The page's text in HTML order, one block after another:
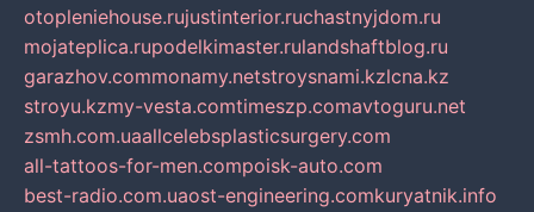
otopleniehouse.rujustinterior.ruchastnyjdom.ru
mojateplica.rupodelkimaster.rulandshaftblog.ru
garazhov.commonamy.netstroysnami.kzlcna.kz
stroyu.kzmy-vesta.comtimeszp.comavtoguru.net
zsmh.com.uaallcelebsplasticsurgery.com
all-tattoos-for-men.compoisk-auto.com
best-radio.com.uaost-engineering.comkuryatnik.info